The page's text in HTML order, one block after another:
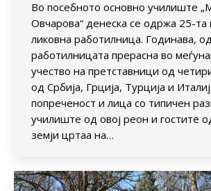
Во посебното основно училиште
Овчарова“ денеска се одржа 25-та
ликовна работилница. Годинава,
работилницата прерасна во
учество на претставници од
од Србија, Грција, Турција и
попреченост и лица со типичен
училиште од овој реон и гостите
земји цртаа на…